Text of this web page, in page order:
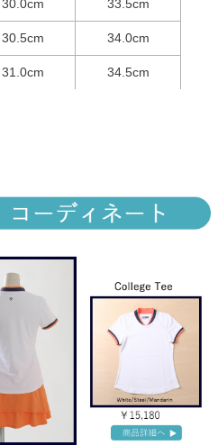
30.0cm 33.5cm
30.5cm 34.0cm
31.0cm 34.5cm